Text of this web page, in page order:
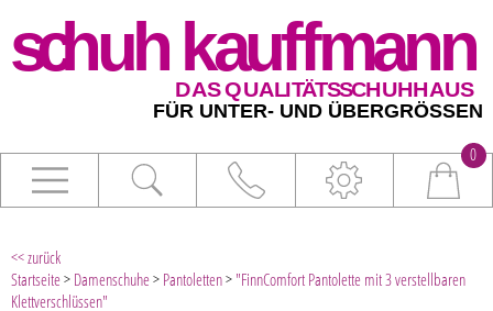
0
<< zurück
Startseite> Damenschuhe> Pantoletten> "FinnComfort Pantolette mit 3 verstellbaren
Klettverschlüssen"